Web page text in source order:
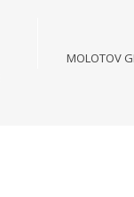
MOLOTOV